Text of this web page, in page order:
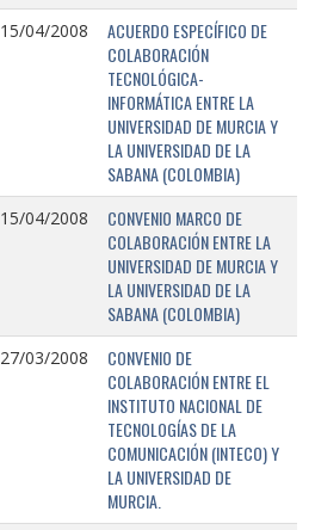
15/04/2008
ACUERDO ESPECÍFICO DE
COLABORACIÓN
TECNOLÓGICA-
INFORMÁTICA ENTRE LA
UNIVERSIDAD DE MURCIA Y
LA UNIVERSIDAD DE LA
SABANA (COLOMBIA)
15/04/2008
CONVENIO MARCO DE
COLABORACIÓN ENTRE LA
UNIVERSIDAD DE MURCIA Y
LA UNIVERSIDAD DE LA
SABANA (COLOMBIA)
27/03/2008
CONVENIO DE
COLABORACIÓN ENTRE EL
INSTITUTO NACIONAL DE
TECNOLOGÍAS DE LA
COMUNICACIÓN (INTECO) Y
LA UNIVERSIDAD DE
MURCIA.